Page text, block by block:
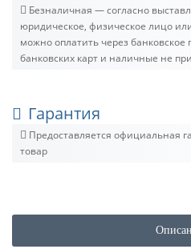
Безналичная — согласно
юридическое, физическое лицо
можно оплатить через
банковских карт и наличные не
Гарантия
Предоставляется официальная
товар